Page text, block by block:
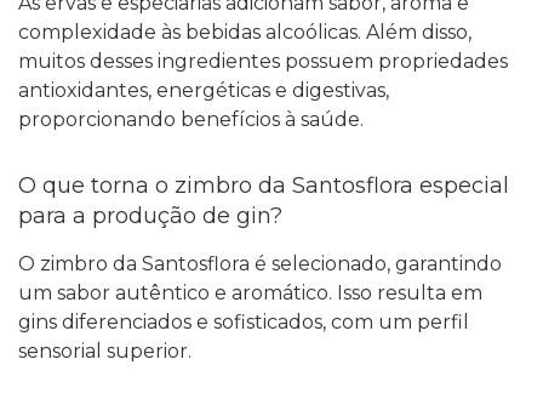
complexidade às bebidas alcoólicas. Além disso,
muitos desses ingredientes possuem propriedades
antioxidantes, energéticas e digestivas,
proporcionando benefícios à saúde.
O que torna o zimbro da Santosflora especial
para a produção de gin?
O zimbro da Santosflora é selecionado, garantindo
um sabor autêntico e aromático. Isso resulta em
gins diferenciados e sofisticados, com um perfil
sensorial superior.